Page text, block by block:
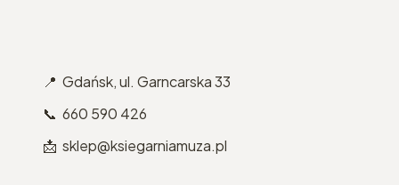
📍 Gdańsk, ul. Garncarska 33
📞 660 590 426
📩 sklep@ksiegarniamuza.pl